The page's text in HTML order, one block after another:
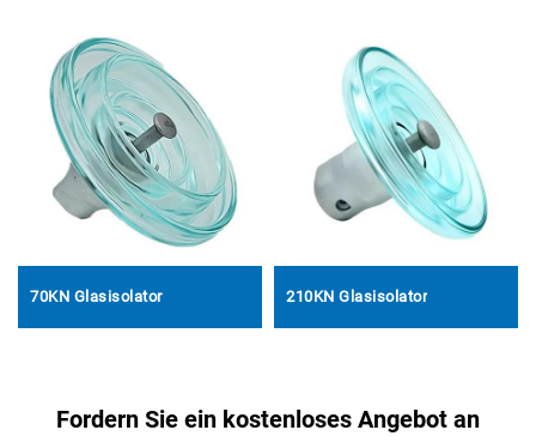
70KN Glasisolator 210KN Glasisolator
Fordern Sie ein kostenloses Angebot an